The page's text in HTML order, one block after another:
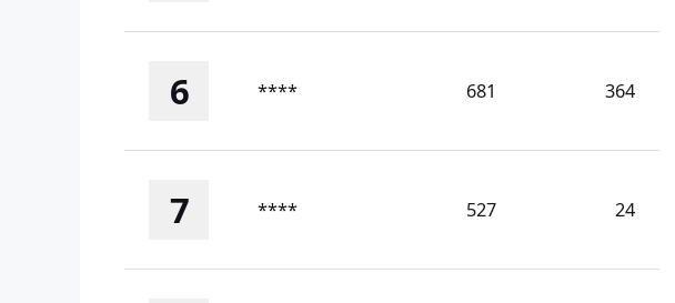
6 **** 681 364
7 **** 527 24